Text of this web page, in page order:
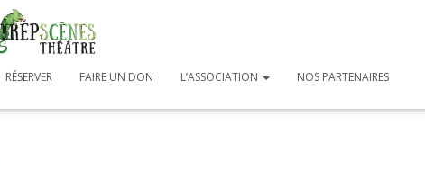
RÉSERVER FAIRE UN DON L’ASSOCIATION NOS PARTENAIRES